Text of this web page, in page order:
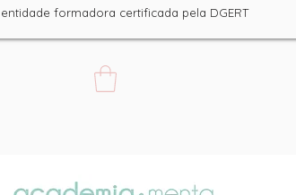
entidade formadora certificada pela